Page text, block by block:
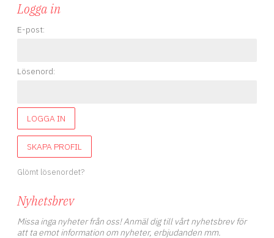
Logga in
E-post:
Lösenord:
LOGGA IN
SKAPA PROFIL
Glömt lösenordet?
Nyhetsbrev
Missa inga nyheter från oss! Anmäl dig till vårt nyhetsbrev för
att ta emot information om nyheter, erbjudanden mm.